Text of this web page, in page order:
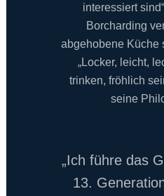
interessiert
Borcharding
abgehobene Küche
„Locker, leicht,
trinken, fröhlich
seine
„Ich führe das
13.